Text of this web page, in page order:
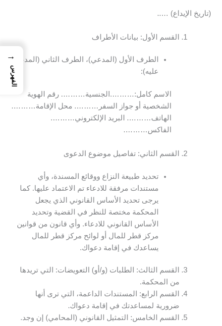
(تاريخ الإيداع) …..
القسم الأول: بيانات الأطراف
الطرف الأول (المدعي)، الطرف الثاني (المدعى
عليه):
الاسم كامل:……….الجنسية………. رقم الهوية
الشخصية أو جواز السفر………. محل الإقامة……….
الهاتف………. البريد الإلكتروني……….
الفاكس……….
القسم الثاني: تفاصيل موضوع الدعوى
تحديد طبيعة النزاع ووقائع المسندة، وأي
مستندات مرفقة للادعاء تم الاعتماد عليها. كما
يرجى تحديد الأساس القانوني الذي يجعل
المحكمة مختصة للنظر في القضية وتحديد
الأساس القانوني للادعاء. وأي قانون من قوانين
مركز قطر للمال أو لوائح مركز قطر للمال
يساعدك في إقامة دعواك.
القسم الثالث: الطلبات (و/أو) التعويضات: التي تريدها
من المحكمة.
القسم الرابع: المستندات الداعمة، التي ترى أنها
ضرورية لمساعدتك في إقامة دعواك.
القسم الخامس: التمثيل القانوني (المحامي) إن وجد.
→
الفهرس